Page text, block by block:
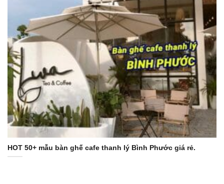
HOT 50+ mẫu bàn ghế cafe thanh lý Bình Phước giá rẻ.